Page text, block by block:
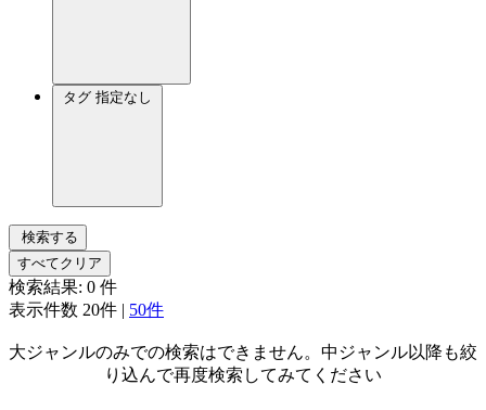
タグ 指定なし
検索する
すべてクリア
検索結果: 0 件
表示件数 20件 | 50件
大ジャンルのみでの検索はできません。中ジャンル以降も絞
り込んで再度検索してみてください